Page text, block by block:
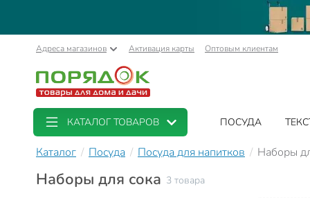
Адреса магазинов Активация карты Оптовым клиентам
КАТАЛОГ ТОВАРОВ ПОСУДА
Каталог Посуда Посуда для напитков Наборы
Наборы для сока 3 товара